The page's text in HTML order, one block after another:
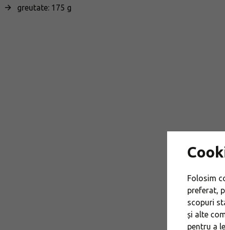
greutate: 175 g
Folosim
preferat,
scopuri
și alte
pentru a